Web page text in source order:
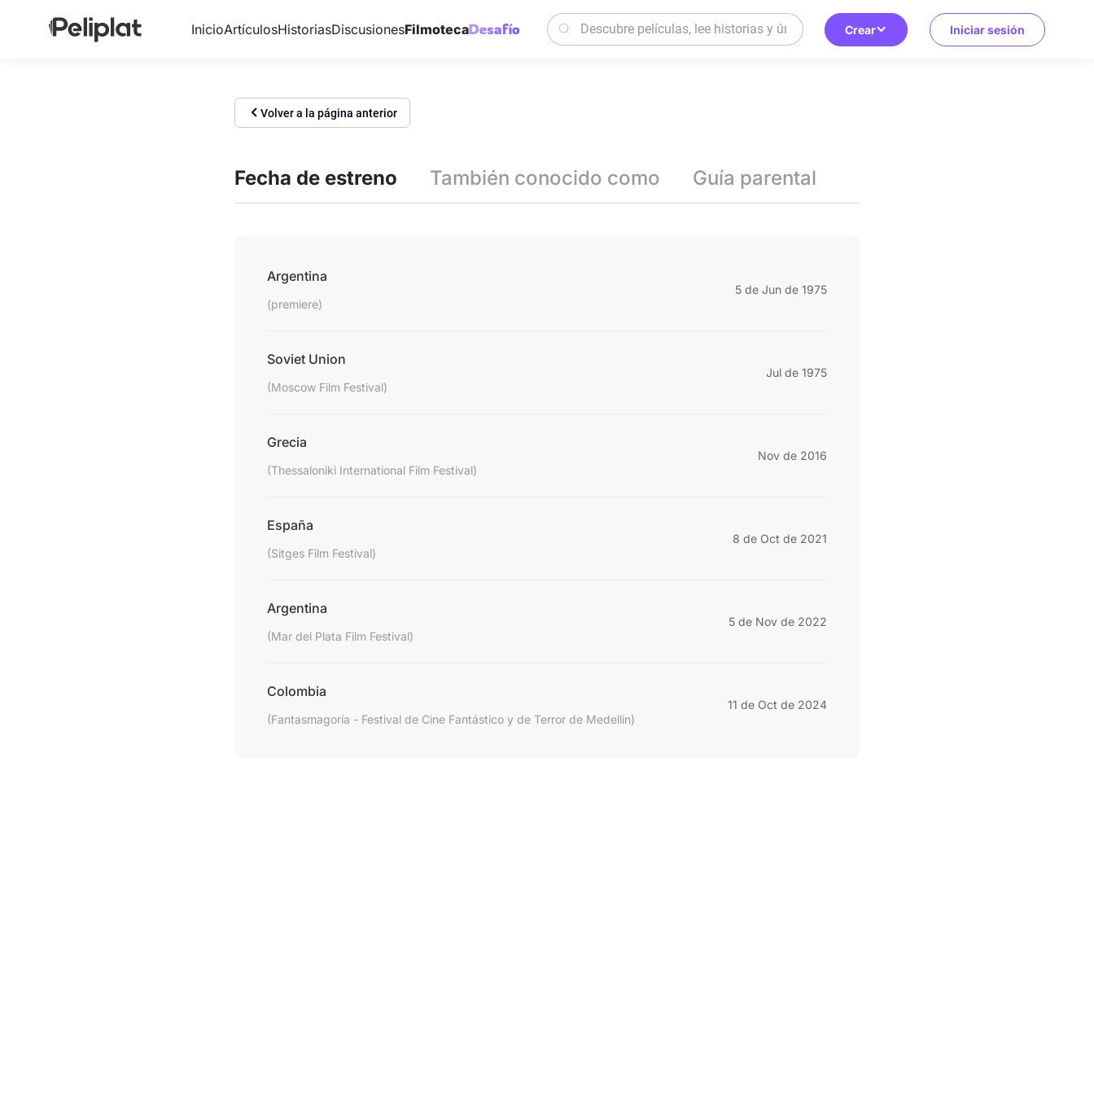
InicioArtículosHistoriasDiscusionesFilmoteca Crear Iniciar sesión
Volver a la página anterior
Fecha de estreno También conocido como Guía parental
Argentina
(premiere)
5 de Jun de 1975
Soviet Union
(Moscow Film Festival)
Jul de 1975
Grecia
(Thessaloniki International Film Festival)
Nov de 2016
España
(Sitges Film Festival)
8 de Oct de 2021
Argentina
(Mar del Plata Film Festival)
5 de Nov de 2022
Colombia
(Fantasmagoría - Festival de Cine Fantástico y de Terror de Medellín)
11 de Oct de 2024